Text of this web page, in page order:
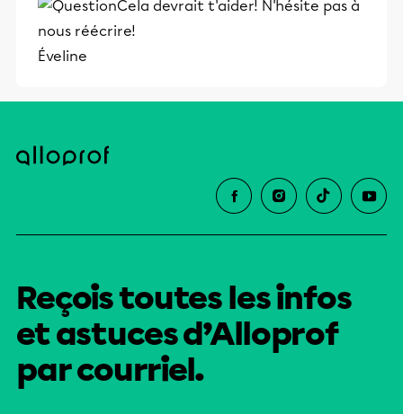
Cela devrait t'aider! N'hésite pas à
nous réécrire!
Éveline
Reçois toutes les infos
et astuces d’Alloprof
par courriel.